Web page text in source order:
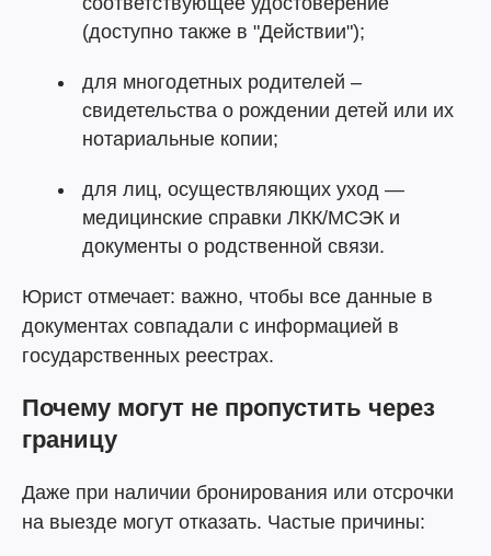
(доступно также в "Действии");
для многодетных родителей –
свидетельства о рождении детей или их
нотариальные копии;
для лиц, осуществляющих уход —
медицинские справки ЛКК/МСЭК и
документы о родственной связи.
Юрист отмечает: важно, чтобы все данные в
документах совпадали с информацией в
государственных реестрах.
Почему могут не пропустить через
границу
Даже при наличии бронирования или отсрочки
на выезде могут отказать. Частые причины: